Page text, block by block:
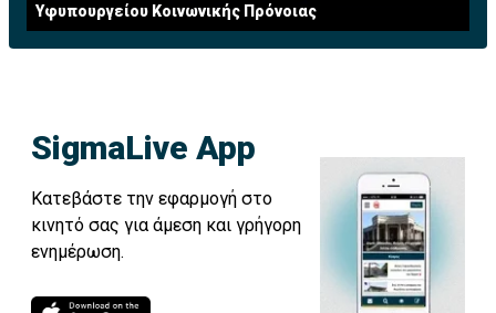
Υφυπουργείου Κοινωνικής Πρόνοιας
SigmaLive App
Κατεβάστε την εφαρμογή στο
κινητό σας για άμεση και γρήγορη
ενημέρωση.